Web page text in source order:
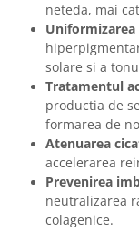
neteda, mai
solare si a
Tratamentul
productia de
formarea de
Atenuarea
accelerarea
Prevenirea
neutralizarea
colagenice.